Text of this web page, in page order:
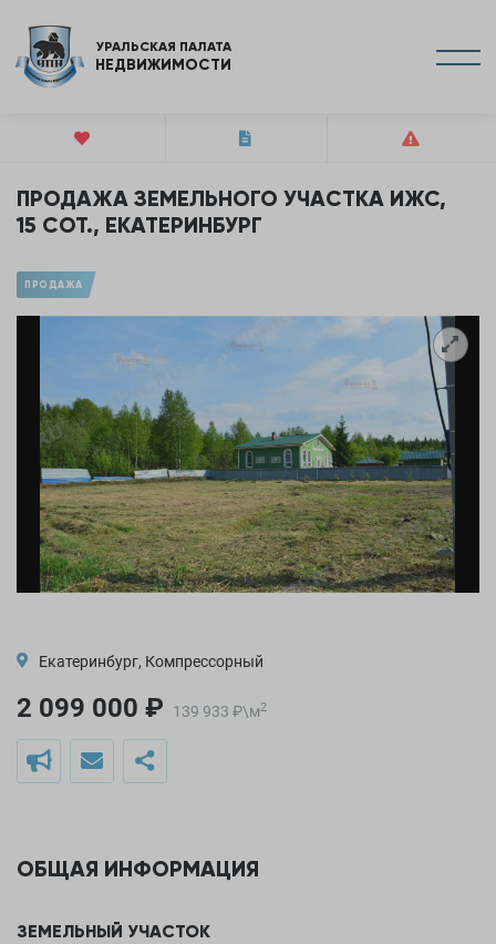
УРАЛЬСКАЯ ПАЛАТА
НЕДВИЖИМОСТИ
ПРОДАЖА ЗЕМЕЛЬНОГО УЧАСТКА ИЖС,
15 СОТ., ЕКАТЕРИНБУРГ
ПРОДАЖА
Екатеринбург, Компрессорный
2 099 000 ₽ 139 933 ₽\м2
ОБЩАЯ ИНФОРМАЦИЯ
ЗЕМЕЛЬНЫЙ УЧАСТОК